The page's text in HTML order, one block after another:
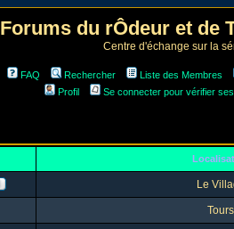
Forums du rÔdeur et de
Centre d'échange sur la
FAQ Rechercher Liste des Membres
Profil
Se connecter pour vérifier
Le
Tours